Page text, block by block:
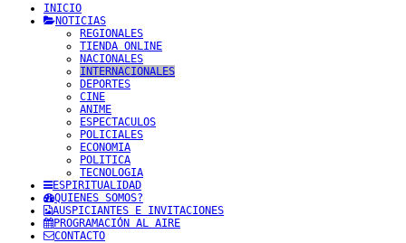
INICIO
NOTICIAS
REGIONALES
TIENDA ONLINE
NACIONALES
INTERNACIONALES
DEPORTES
CINE
ANIME
ESPECTACULOS
POLICIALES
ECONOMIA
POLITICA
TECNOLOGIA
ESPIRITUALIDAD
QUIENES SOMOS?
AUSPICIANTES E INVITACIONES
PROGRAMACIÓN AL AIRE
CONTACTO